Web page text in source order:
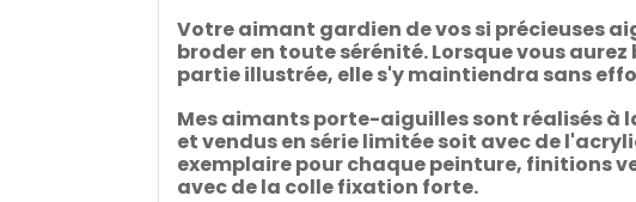
Votre aimant gardien de vos si précieuses
broder en toute sérénité. Lorsque vous
partie illustrée, elle s'y maintiendra sans
Mes aimants porte-aiguilles sont réalisés à
et vendus en série limitée soit avec de
exemplaire pour chaque peinture, finitions
avec de la colle fixation forte.